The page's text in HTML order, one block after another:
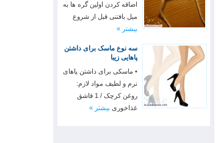
اضاقه کردن اولین گره ها به
میل بافتنی قبل از شروع
بیشتر »
سه نوع ماسک برای داشتن
پاهایی زیبا
• ماسکی برای داشتن پاهای
نرم و لطیف مواد لازم:
روغن کرچک / 1 قاشق
غذاخوری بیشتر »